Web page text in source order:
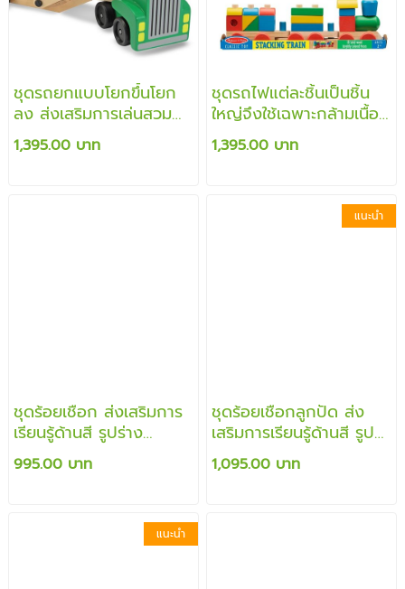
ชุดรถยกแบบโยกขึ้นโยก
ลง ส่งเสริมการเล่นสวม
บทบาท เสริมพัฒนาการ
Car Carrier
1,395.00 บาท
ชุดรถไฟแต่ละชิ้นเป็นชิ้น
ใหญ่จึงใช้เฉพาะกล้ามเนื้อ
มัดใหญ่เป็นหลัก ต่อได้
ผสม
1,395.00 บาท
ชุดร้อยเชือก ส่งเสริมการ
เรียนรู้ด้านสี รูปร่าง
จำนวน การต่อ การร้อย
995.00 บาท
แนะนำ
ชุดร้อยเชือกลูกปัด ส่ง
เสริมการเรียนรู้ด้านสี รูป
ร่าง จำนวน การต่อ การ
ร้อย
1,095.00 บาท
แนะนำ